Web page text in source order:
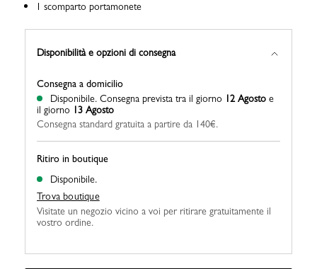
1 scomparto portamonete
Disponibilità e opzioni di consegna
Ritiro in boutique
Disponibile.
Trova boutique
Visitate un negozio vicino a voi per ritirare gratuitamente il
vostro ordine.
Consegna a domicilio
Disponibile. Consegna prevista tra il giorno 12 Agosto e
il giorno 13 Agosto
Consegna standard gratuita a partire da 140€.